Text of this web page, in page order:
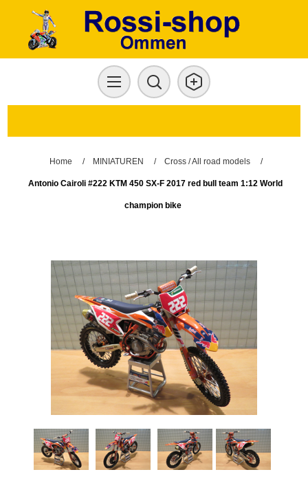
Home / MINIATUREN / Cross / All road models /
Antonio Cairoli #222 KTM 450 SX-F 2017 red bull team 1:12 World
champion bike